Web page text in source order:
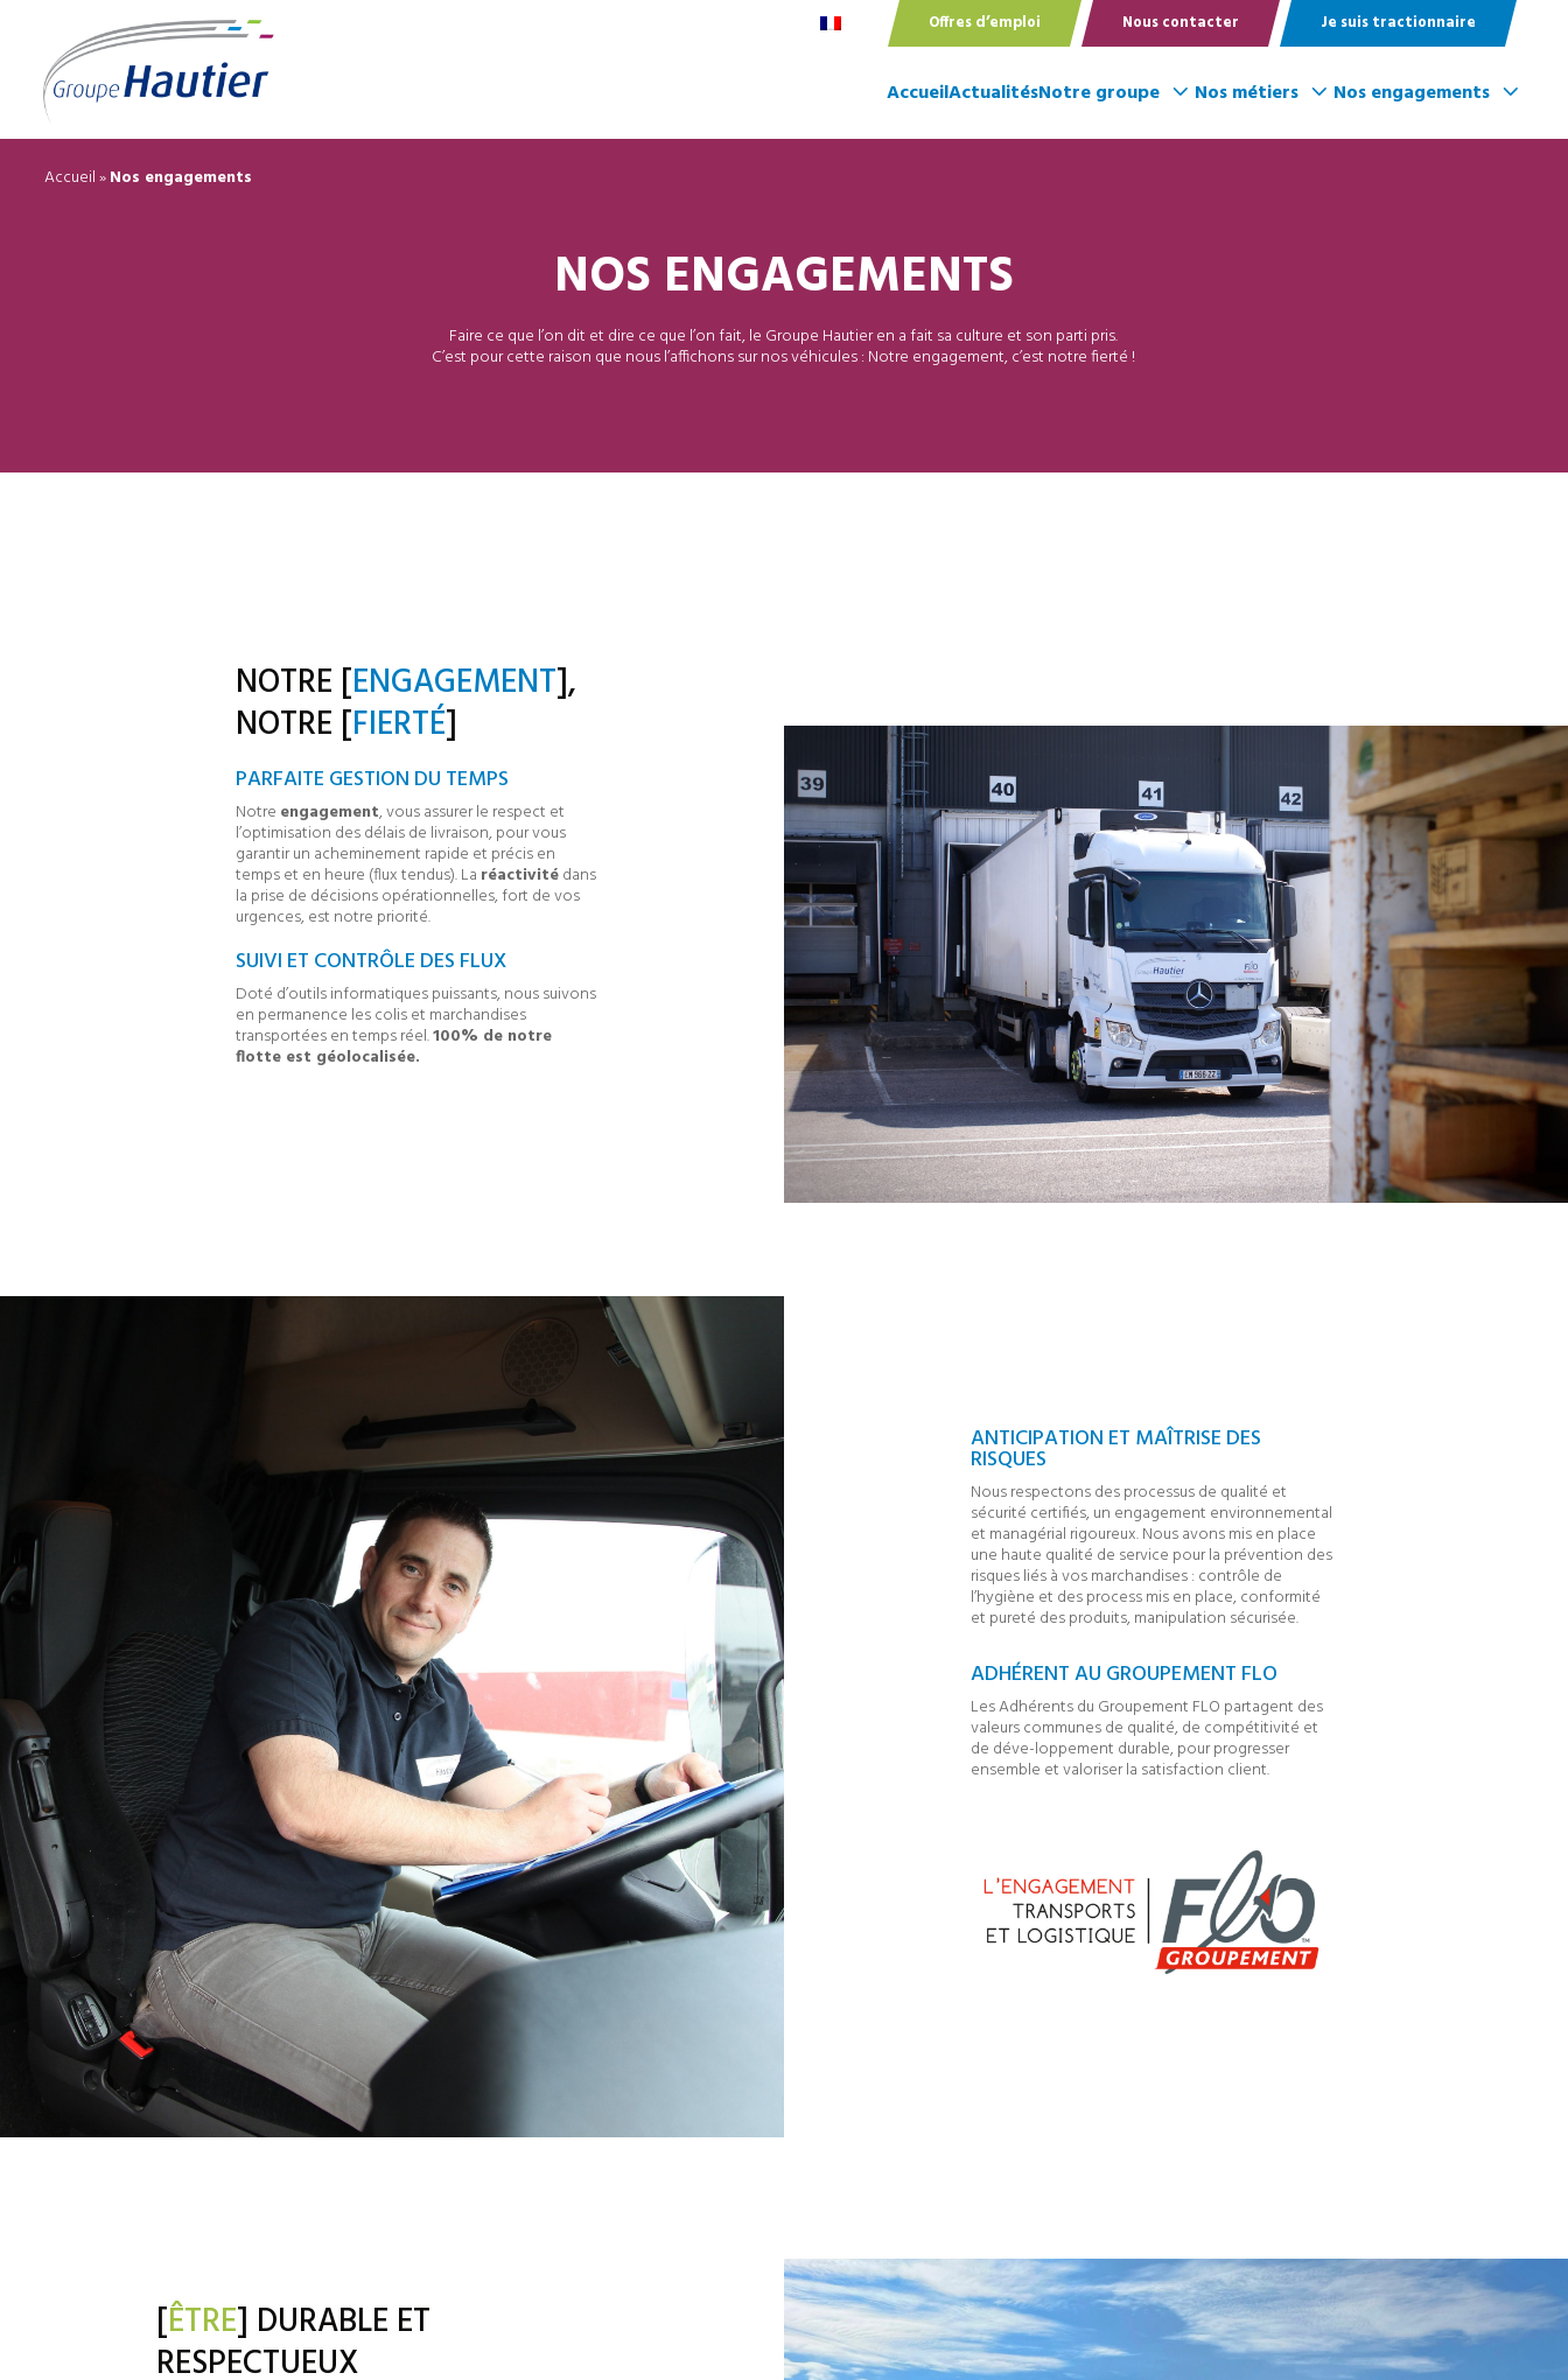
Offres d’emploi Nous contacter Je suis tractionnaire
AccueilActualitésNotre groupe Nos métiers Nos engagements
Accueil»Nos engagements
NOS ENGAGEMENTS
Faire ce que l’on dit et dire ce que l’on fait, le Groupe Hautier en a fait sa culture et son parti pris.
C’est pour cette raison que nous l’affichons sur nos véhicules : Notre engagement, c’est notre fierté !
NOTRE [ENGAGEMENT],
NOTRE [FIERTÉ]
PARFAITE GESTION DU TEMPS
Notre engagement, vous assurer le respect et
l’optimisation des délais de livraison, pour vous
garantir un acheminement rapide et précis en
temps et en heure (flux tendus). La réactivitédans
la prise de décisions opérationnelles, fort de vos
urgences, est notre priorité.
SUIVI ET CONTRÔLE DES FLUX
Doté d’outils informatiques puissants, nous suivons
en permanence les colis et marchandises
transportées en temps réel.100% de notre
flotte est géolocalisée.
ANTICIPATION ET MAÎTRISE DES
RISQUES
Nous respectons des processus de qualité et
sécurité certifiés, un engagement environnemental
et managérial rigoureux. Nous avons mis en place
une haute qualité de service pour la prévention des
risques liés à vos marchandises : contrôle de
l’hygiène et des process mis en place, conformité
et pureté des produits, manipulation sécurisée.
ADHÉRENT AU GROUPEMENT FLO
Les Adhérents du Groupement FLO partagent des
valeurs communes de qualité, de compétitivité et
de déve-loppement durable, pour progresser
ensemble et valoriser la satisfaction client.
[ÊTRE] DURABLE ET
RESPECTUEUX